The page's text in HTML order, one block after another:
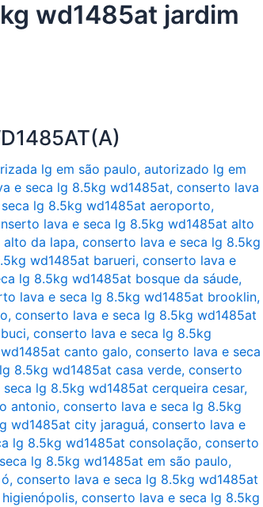
wd1485at jardim
lg em são paulo, autorizado lg em
e seca lg 8.5kg wd1485at, conserto lava
lg 8.5kg wd1485at aeroporto,
lava e seca lg 8.5kg wd1485at alto
da lapa, conserto lava e seca lg 8.5kg
wd1485at barueri, conserto lava e
lg 8.5kg wd1485at bosque da sáude,
lava e seca lg 8.5kg wd1485at brooklin,
, conserto lava e seca lg 8.5kg wd1485at
, conserto lava e seca lg 8.5kg
canto galo, conserto lava e seca
8.5kg wd1485at casa verde, conserto
lg 8.5kg wd1485at cerqueira cesar,
antonio, conserto lava e seca lg 8.5kg
wd1485at city jaraguá, conserto lava e
lg 8.5kg wd1485at consolação, conserto
lg 8.5kg wd1485at em são paulo,
, conserto lava e seca lg 8.5kg wd1485at
, conserto lava e seca lg 8.5kg